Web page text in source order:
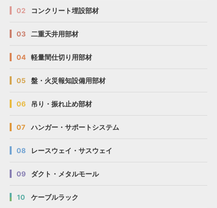
02 コンクリート埋設部材
03 二重天井用部材
04 軽量間仕切り用部材
05 盤・火災報知設備用部材
06 吊り・振れ止め部材
07 ハンガー・サポートシステム
08 レースウェイ・サスウェイ
09 ダクト・メタルモール
10 ケーブルラック